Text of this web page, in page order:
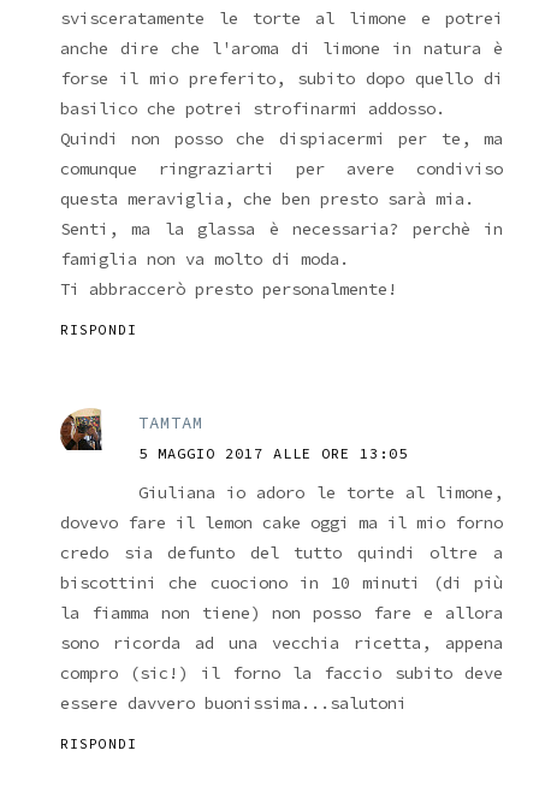
svisceratamente le torte al limone e potrei
anche dire che l'aroma di limone in natura è
forse il mio preferito, subito dopo quello di
basilico che potrei strofinarmi addosso.
Quindi non posso che dispiacermi per te, ma
comunque ringraziarti per avere condiviso
questa meraviglia, che ben presto sarà mia.
Senti, ma la glassa è necessaria? perchè in
famiglia non va molto di moda.
Ti abbraccerò presto personalmente!
RISPONDI
TAMTAM
5 MAGGIO 2017 ALLE ORE 13:05
Giuliana io adoro le torte al limone,
dovevo fare il lemon cake oggi ma il mio forno
credo sia defunto del tutto quindi oltre a
biscottini che cuociono in 10 minuti (di più
la fiamma non tiene) non posso fare e allora
sono ricorda ad una vecchia ricetta, appena
compro (sic!) il forno la faccio subito deve
essere davvero buonissima...salutoni
RISPONDI